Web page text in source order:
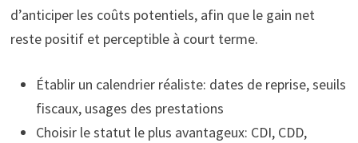
d’anticiper les coûts potentiels, afin que le gain net
reste positif et perceptible à court terme.
Établir un calendrier réaliste: dates de reprise, seuils
fiscaux, usages des prestations
Choisir le statut le plus avantageux: CDI, CDD,